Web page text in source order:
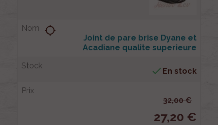
Joint de pare brise Dyane et
Acadiane qualite superieure
location_searching
 En stock
32,00 €
27,20 €